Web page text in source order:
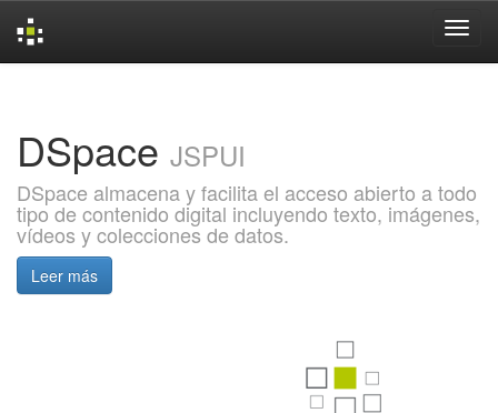
DSpace JSPUI
DSpace almacena y facilita el acceso abierto a todo
tipo de contenido digital incluyendo texto, imágenes,
vídeos y colecciones de datos.
Leer más